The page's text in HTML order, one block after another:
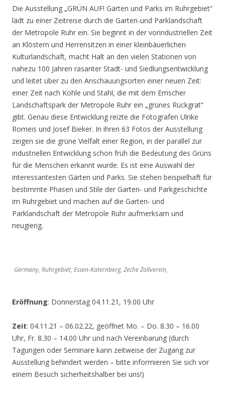
Die Ausstellung „GRÜN AUF! Gärten und Parks im Ruhrgebiet“
lädt zu einer Zeitreise durch die Garten-und Parklandschaft
der Metropole Ruhr ein. Sie beginnt in der vorindustriellen Zeit
an Klöstern und Herrensitzen in einer kleinbäuerlichen
Kulturlandschaft, macht Halt an den vielen Stationen von
nahezu 100 Jahren rasanter Stadt- und Siedlungsentwicklung
und leitet über zu den Anschauungsorten einer neuen Zeit:
einer Zeit nach Kohle und Stahl, die mit dem Emscher
Landschaftspark der Metropole Ruhr ein „grünes Rückgrat“
gibt. Genau diese Entwicklung reizte die Fotografen Ulrike
Romeis und Josef Bieker. In ihren 63 Fotos der Ausstellung
zeigen sie die grüne Vielfalt einer Region, in der parallel zur
industriellen Entwicklung schon früh die Bedeutung des Grüns
für die Menschen erkannt wurde. Es ist eine Auswahl der
interessantesten Gärten und Parks. Sie stehen beispielhaft für
bestimmte Phasen und Stile der Garten- und Parkgeschichte
im Ruhrgebiet und machen auf die Garten- und
Parklandschaft der Metropole Ruhr aufmerksam und
neugierig.
Germany, Ruhrgebiet, Essen-Katernberg, Zeche Zollverein,
Eröffnung: Donnerstag 04.11.21, 19.00 Uhr
Zeit: 04.11.21 – 06.02.22, geöffnet Mo. – Do. 8.30 – 16.00
Uhr, Fr. 8.30 – 14.00 Uhr und nach Vereinbarung (durch
Tagungen oder Seminare kann zeitweise der Zugang zur
Ausstellung behindert werden – bitte informieren Sie sich vor
einem Besuch sicherheitshalber bei uns!)